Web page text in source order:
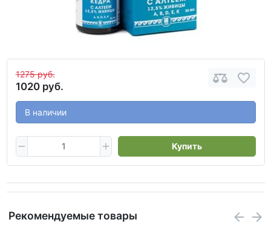
1275 руб.
1020 руб.
В наличии
Купить
Рекомендуемые товары